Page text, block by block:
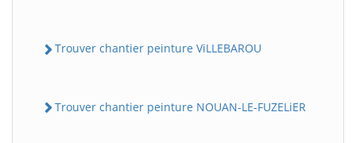
Trouver chantier peinture ViLLEBAROU
Trouver chantier peinture NOUAN-LE-FUZELiER